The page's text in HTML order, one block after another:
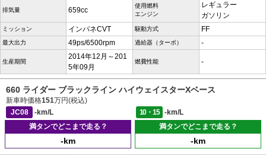
排気量 659cc
使用燃料
エンジン
レギュラー
ガソリン
ミッション インパネCVT 駆動方式 FF
最大出力 49ps/6500rpm 過給器（ターボ） -
生産期間
2014年12月～201
5年09月
燃費性能 -
660 ライダー ブラックライン ハイウェイスターXベース
新車時価格151万円(税込)
JC08
-km/L 10・15
-km/L
満タンでどこまで走る？
-km
満タンでどこまで走る？
-km